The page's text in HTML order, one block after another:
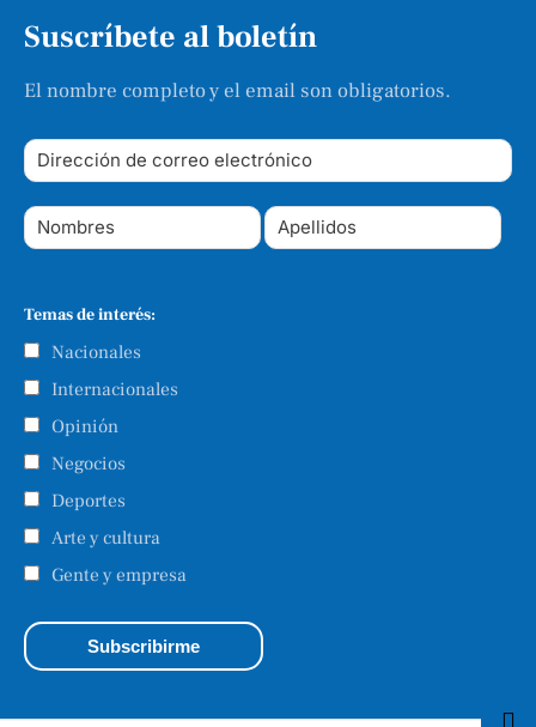
Suscríbete al boletín
El nombre completo y el email son obligatorios.
Temas de interés:
Nacionales
Internacionales
Opinión
Negocios
Deportes
Arte y cultura
Gente y empresa